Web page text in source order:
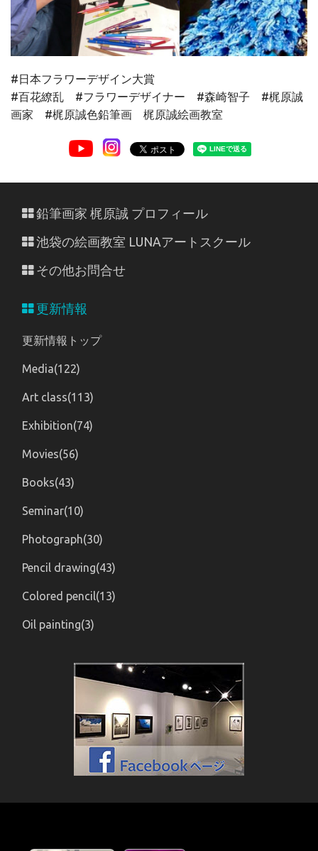
#日本フラワーデザイン大賞
#百花繚乱 #フラワーデザイナー #森崎智子 #梶原誠
画家 #梶原誠色鉛筆画 梶原誠絵画教室
鉛筆画家 梶原誠 プロフィール
池袋の絵画教室 LUNAアートスクール
その他お問合せ
更新情報
更新情報トップ
Media(122)
Art class(113)
Exhibition(74)
Movies(56)
Books(43)
Seminar(10)
Photograph(30)
Pencil drawing(43)
Colored pencil(13)
Oil painting(3)